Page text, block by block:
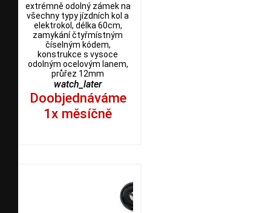
extrémně odolný zámek na
všechny typy jízdních kol a
elektrokol, délka 60cm,
zamykání čtyřmístným
číselným kódem,
konstrukce s vysoce
odolným ocelovým lanem,
průřez 12mm
watch_later
Doobjednáváme
1x měsíčně